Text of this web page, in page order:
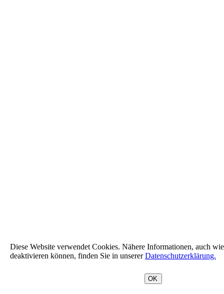
Diese Website verwendet Cookies. Nähere Informationen, auch
deaktivieren können, finden Sie in unsererDatenschutzerklärung.
OK